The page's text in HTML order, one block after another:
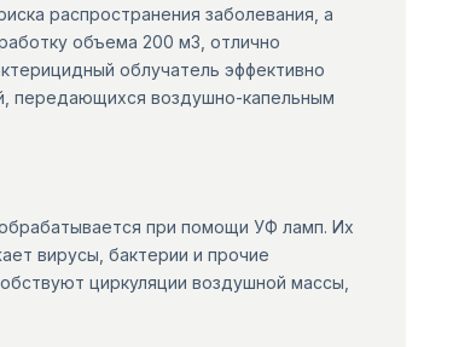
распространения заболевания, а
объема 200 м3, отлично
облучатель эффективно
передающихся воздушно-капельным
при помощи УФ ламп. Их
вирусы, бактерии и прочие
циркуляции воздушной массы,